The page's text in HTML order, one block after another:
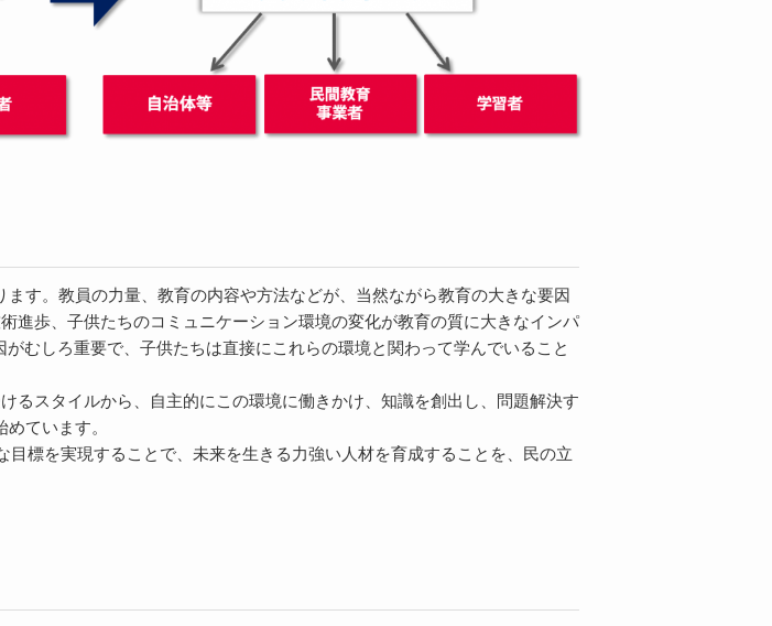
す。教員の力量、教育の内容や方法などが、当然ながら教育の大きな要因
進歩、子供たちのコミュニケーション環境の変化が教育の質に大きなインパ
むしろ重要で、子供たちは直接にこれらの環境と関わって学んでいること
るスタイルから、自主的にこの環境に働きかけ、知識を創出し、問題解決す
ています。
標を実現することで、未来を生きる力強い人材を育成することを、民の立